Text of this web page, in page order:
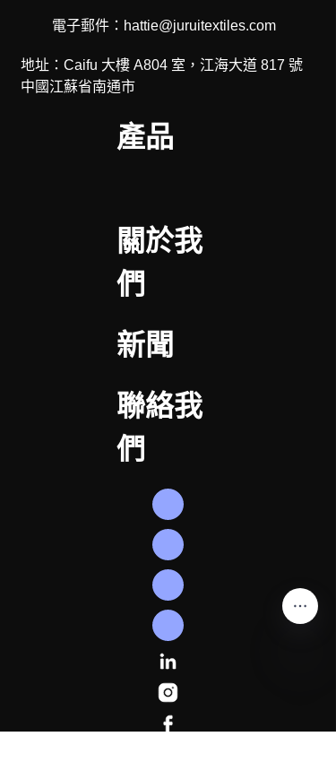
產品
關於我
們
新聞
聯絡我
們
電子郵件：hattie@juruitextiles.com
地址：Caifu 大樓 A804 室，江海大道 817 號
中國江蘇省南通市